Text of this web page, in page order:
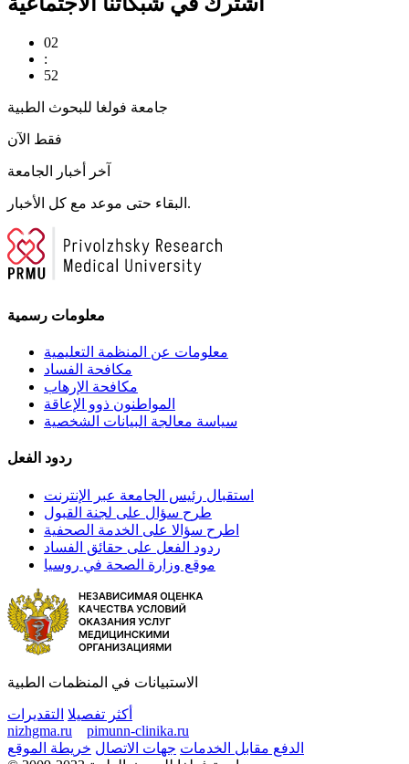
02
:
52
جامعة فولغا للبحوث الطبية
فقط الآن
آخر أخبار الجامعة
البقاء حتى موعد مع كل الأخبار.
معلومات رسمية
معلومات عن المنظمة التعليمية
مكافحة الفساد
مكافحة الإرهاب
المواطنون ذوو الإعاقة
سياسة معالجة البيانات الشخصية
ردود الفعل
استقبال رئيس الجامعة عبر الإنترنت
طرح سؤال على لجنة القبول
اطرح سؤالا على الخدمة الصحفية
ردود الفعل على حقائق الفساد
موقع وزارة الصحة في روسيا
الاستبيانات في المنظمات الطبية
أكثر تفصيلا التقديرات
nizhgma.ru
pimunn-clinika.ru
الدفع مقابل الخدمات جهات الاتصال خريطة الموقع